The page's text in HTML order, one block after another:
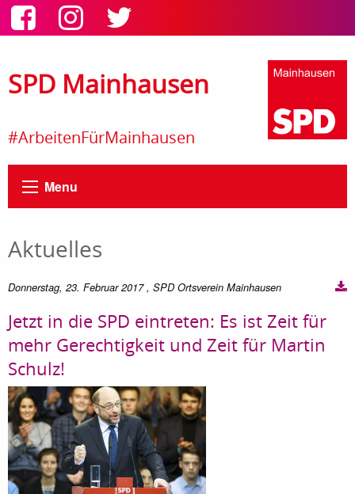
SPD Mainhausen
#ArbeitenFürMainhausen
Menu
Aktuelles
Donnerstag, 23. Februar 2017 , SPD Ortsverein Mainhausen
Jetzt in die SPD eintreten: Es ist Zeit für
mehr Gerechtigkeit und Zeit für Martin
Schulz!